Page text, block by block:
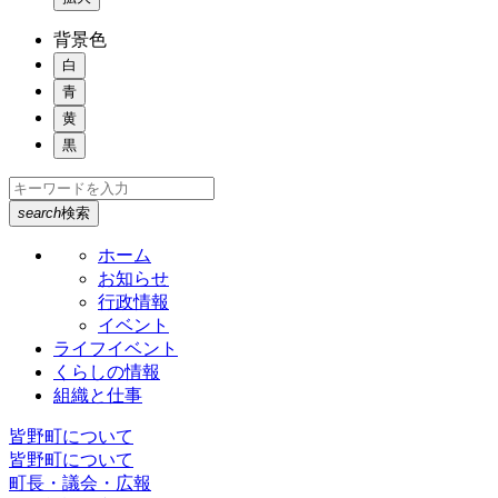
背景色
白
青
黄
黒
search検索
ホーム
お知らせ
行政情報
イベント
ライフイベント
くらしの情報
組織と仕事
皆野町について
皆野町について
町長・議会・広報